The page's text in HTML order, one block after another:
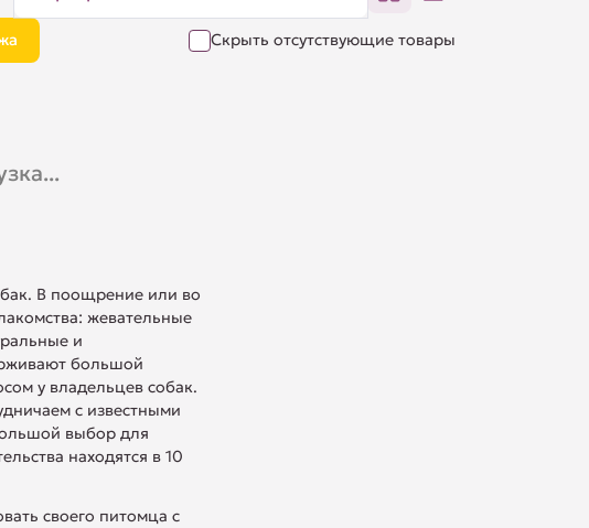
Скрыть отсутствующие товары
В поощрение или во
жевательные
и
большой
у владельцев собак.
с известными
выбор для
находятся в 10
своего питомца с